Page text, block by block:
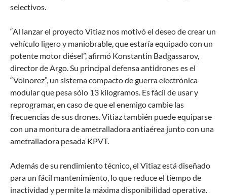
selectivos.
“Al lanzar el proyecto Vitiaz nos motivó el deseo de crear un
vehículo ligero y maniobrable, que estaría equipado con un
potente motor diésel”, afirmó Konstantin Badgassarov,
director de Argo. Su principal defensa antidrones es el
“Volnorez”, un sistema compacto de guerra electrónica
modular que pesa sólo 13 kilogramos. Es fácil de usar y
reprogramar, en caso de que el enemigo cambie las
frecuencias de sus drones. Vitiaz también puede equiparse
con una montura de ametralladora antiaérea junto con una
ametralladora pesada KPVT.
Además de su rendimiento técnico, el Vitiaz está diseñado
para un fácil mantenimiento, lo que reduce el tiempo de
inactividad y permite la máxima disponibilidad operativa.